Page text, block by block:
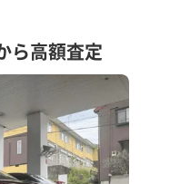
ら高額査定